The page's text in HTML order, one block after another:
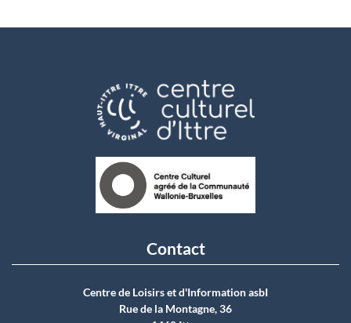
Contact
Centre de Loisirs et d'Information asbI
Rue de la Montagne, 36